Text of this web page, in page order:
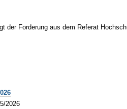
der Forderung aus dem Referat
2026